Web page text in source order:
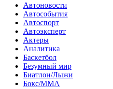
Автоновости
Автособытия
Автоспорт
Автоэксперт
Актеры
Аналитика
Баскетбол
Безумный мир
Биатлон/Лыжи
Бокс/MMA